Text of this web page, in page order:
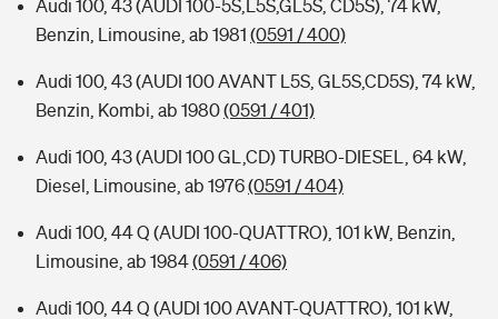
Audi 100, 43 (AUDI 100-5S,L5S,GL5S, CD5S), 74 kW,
Benzin, Limousine, ab 1981 (0591 / 400)
Audi 100, 43 (AUDI 100 AVANT L5S, GL5S,CD5S), 74 kW,
Benzin, Kombi, ab 1980(0591 / 401)
Audi 100, 43 (AUDI 100 GL,CD) TURBO-DIESEL, 64 kW,
Diesel, Limousine, ab 1976(0591 / 404)
Audi 100, 44 Q (AUDI 100-QUATTRO), 101 kW, Benzin,
Limousine, ab 1984(0591 / 406)
Audi 100, 44 Q (AUDI 100 AVANT-QUATTRO), 101 kW,